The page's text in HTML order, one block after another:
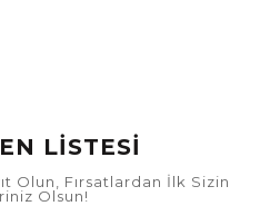
LİSTESİ
Olun, Fırsatlardan İlk Sizin
Olsun!